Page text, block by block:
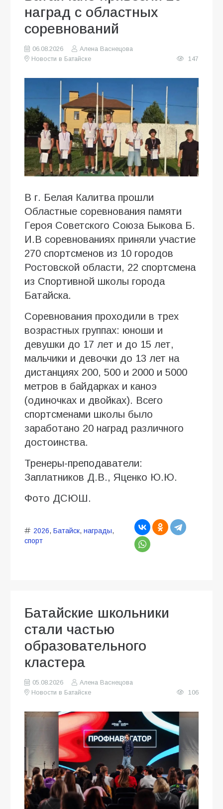
наград с областных
соревнований
06.08.2026
Алена Васнецова
Новости в Батайске
147
В г. Белая Калитва прошли
Областные соревнования памяти
Героя Советского Союза Быкова Б.
И.В соревнованиях приняли участие
270 спортсменов из 10 городов
Ростовской области, 22 спортсмена
из Спортивной школы города
Батайска.
Соревнования проходили в трех
возрастных группах: юноши и
девушки до 17 лет и до 15 лет,
мальчики и девочки до 13 лет на
дистанциях 200, 500 и 2000 и 5000
метров в байдарках и каноэ
(одиночках и двойках). Всего
спортсменами школы было
заработано 20 наград различного
достоинства.
Тренеры-преподаватели:
Заплатников Д.В., Яценко Ю.Ю.
Фото ДСЮШ.
2026, Батайск, награды,
спорт
Батайские школьники
стали частью
образовательного
кластера
05.08.2026
Алена Васнецова
Новости в Батайске
106